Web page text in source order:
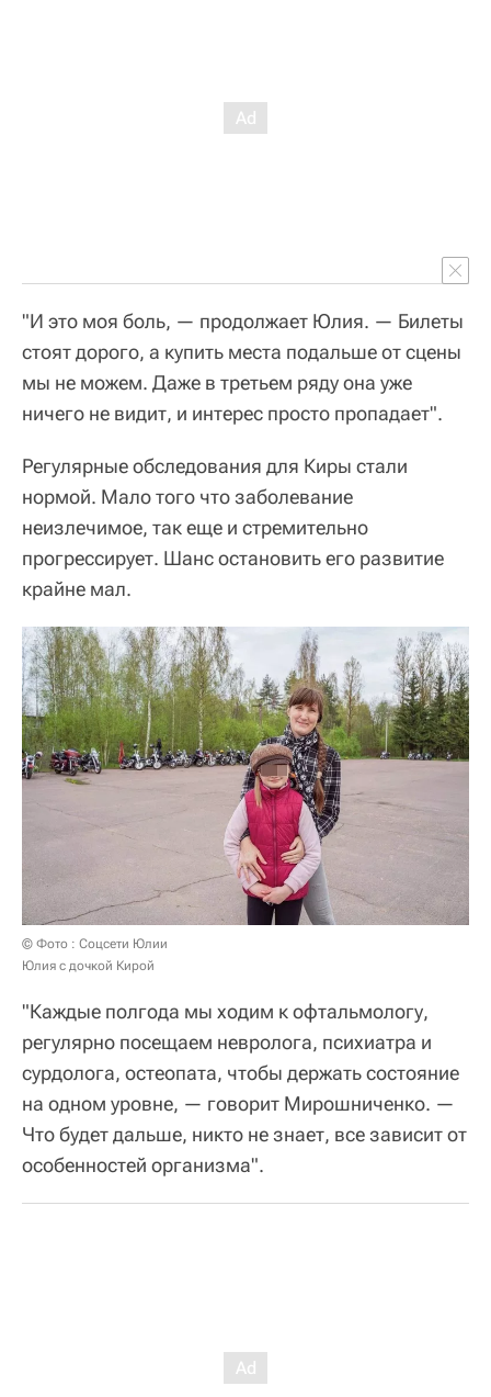
"И это моя боль, — продолжает Юлия. — Билеты
стоят дорого, а купить места подальше от сцены
мы не можем. Даже в третьем ряду она уже
ничего не видит, и интерес просто пропадает".
Регулярные обследования для Киры стали
нормой. Мало того что заболевание
неизлечимое, так еще и стремительно
прогрессирует. Шанс остановить его развитие
крайне мал.
© Фото : Соцсети Юлии
Юлия с дочкой Кирой
"Каждые полгода мы ходим к офтальмологу,
регулярно посещаем невролога, психиатра и
сурдолога, остеопата, чтобы держать состояние
на одном уровне, — говорит Мирошниченко. —
Что будет дальше, никто не знает, все зависит от
особенностей организма".